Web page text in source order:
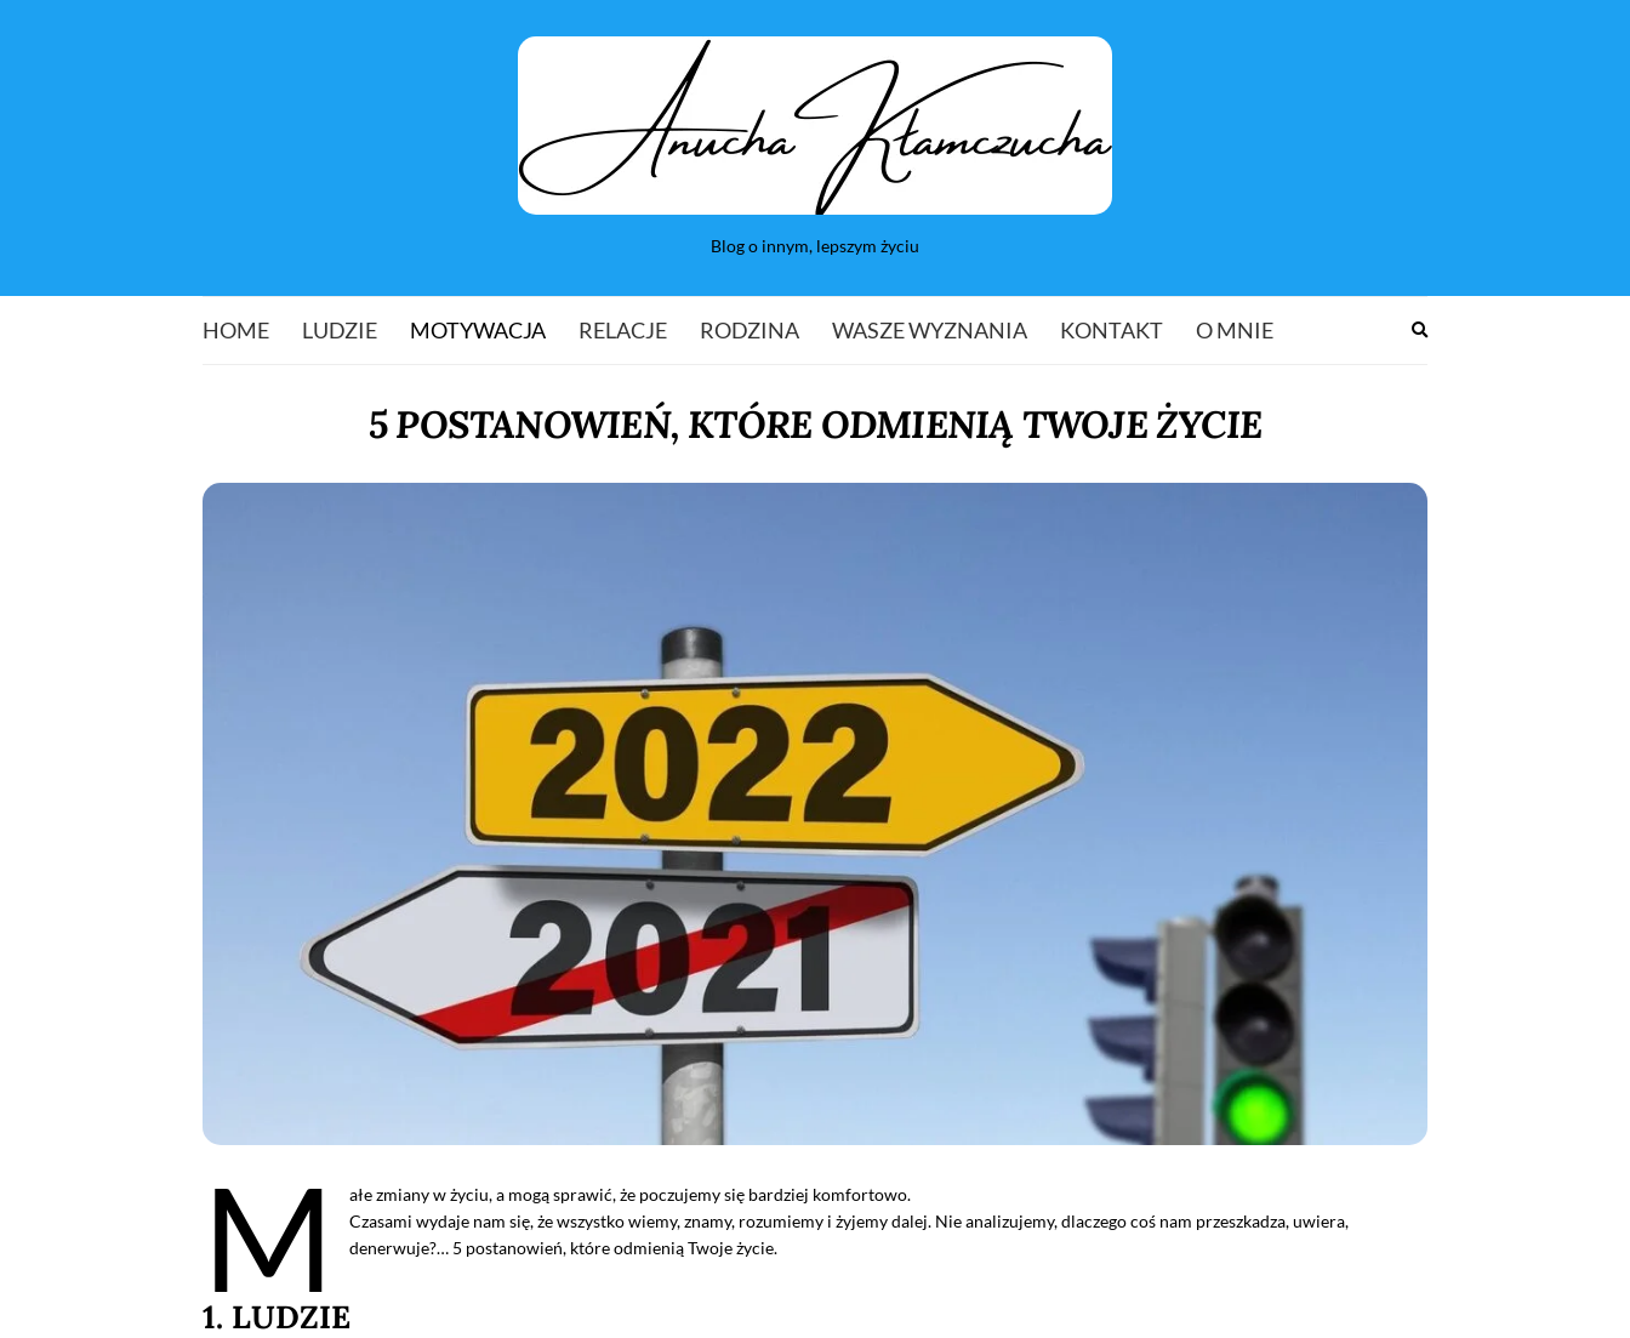
Blog o innym, lepszym życiu
HOME LUDZIE MOTYWACJA RELACJE RODZINA WASZE WYZNANIA KONTAKT O MNIE
5 POSTANOWIEŃ, KTÓRE ODMIENIĄ TWOJE ŻYCIE
M
ałe zmiany w życiu, a mogą sprawić, że poczujemy się bardziej komfortowo.
Czasami wydaje nam się, że wszystko wiemy, znamy, rozumiemy i żyjemy dalej. Nie analizujemy, dlaczego coś nam przeszkadza, uwiera,
denerwuje?… 5 postanowień, które odmienią Twoje życie.
1. LUDZIE